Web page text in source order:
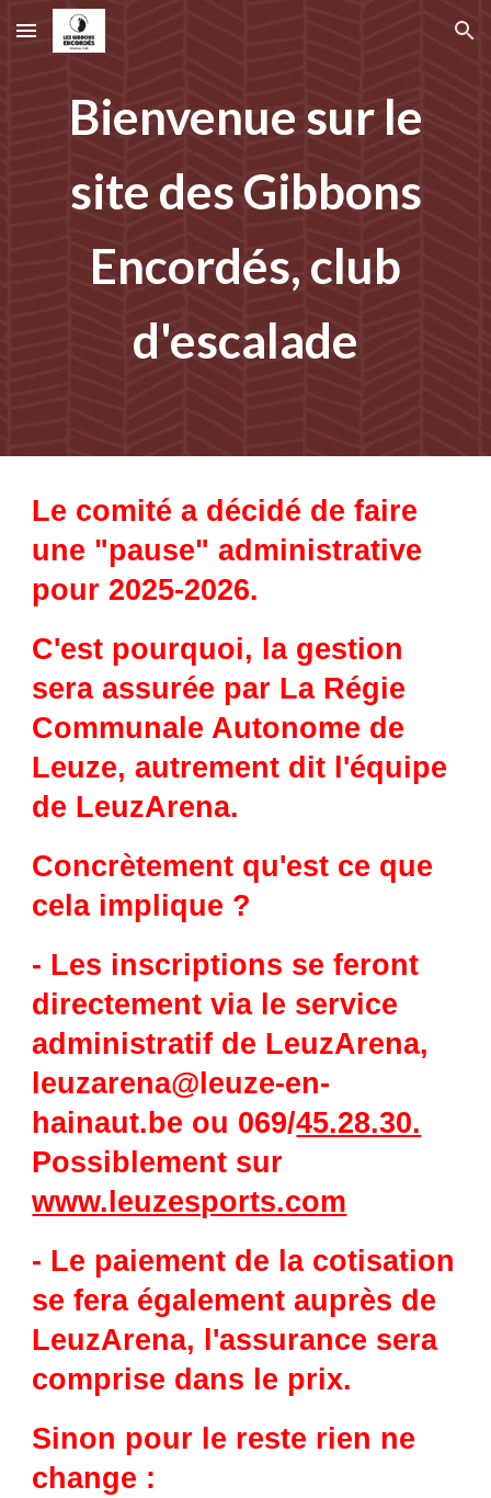
Skip to main content Skip to navigation
Bienvenue sur le
site des Gibbons
Encordés, club
d'escalade
Le comité a décidé de faire
une "pause" administrative
pour 2025-2026.
C'est pourquoi, la gestion
sera assurée par La Régie
Communale Autonome de
Leuze, autrement dit l'équipe
de LeuzArena.
Concrètement qu'est ce que
cela implique ?
- Les inscriptions se feront
directement via le service
administratif de LeuzArena,
leuzarena@leuze-en-
hainaut.be ou 069/45.28.30.
Possiblement sur
www.leuzesports.com
- Le paiement de la cotisation
se fera également auprès de
LeuzArena, l'assurance sera
comprise dans le prix.
Sinon pour le reste rien ne
change :